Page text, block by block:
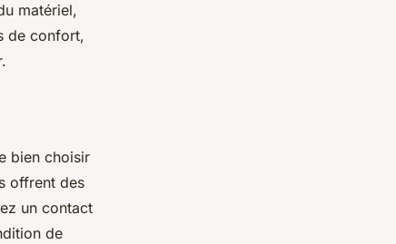
matériel,
de confort,
bien choisir
offrent des
un contact
de